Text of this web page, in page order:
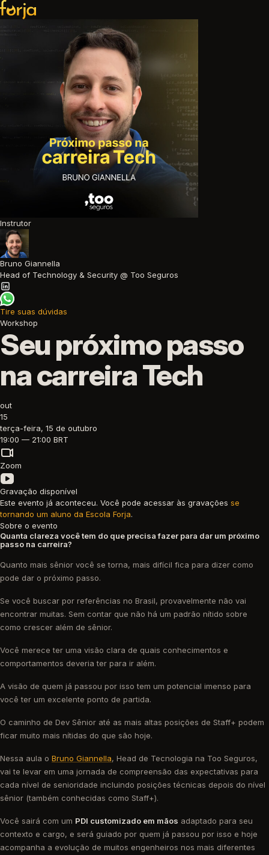
Instrutor
Bruno Giannella
Head of Technology & Security @ Too Seguros
Tire suas dúvidas
Workshop
Seu próximo passo
na carreira Tech
out
15
terça-feira, 15 de outubro
19:00 — 21:00 BRT
Zoom
Gravação disponível
Este evento já aconteceu. Você pode acessar às gravações se
tornando um aluno da Escola Forja.
Sobre o evento
Quanta clareza você tem do que precisa fazer para dar um próximo
passo na carreira?
Quanto mais sênior você se torna, mais difícil fica para dizer como
pode dar o próximo passo.
Se você buscar por referências no Brasil, provavelmente não vai
encontrar muitas. Sem contar que não há um padrão nítido sobre
como crescer além de sênior.
Você merece ter uma visão clara de quais conhecimentos e
comportamentos deveria ter para ir além.
A visão de quem já passou por isso tem um potencial imenso para
você ter um excelente ponto de partida.
O caminho de Dev Sênior até as mais altas posições de Staff+ podem
ficar muito mais nítidas do que são hoje.
Nessa aula o Bruno Giannella, Head de Tecnologia na Too Seguros,
vai te levar em uma jornada de compreensão das expectativas para
cada nível de senioridade incluindo posições técnicas depois do nível
sênior (também conhecidas como Staff+).
Você sairá com um PDI customizado em mãos adaptado para seu
contexto e cargo, e será guiado por quem já passou por isso e hoje
acompanha a evolução de muitos engenheiros nos mais diferentes